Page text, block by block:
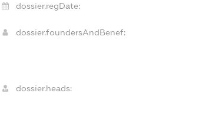
dossier.regDate:
dossier.foundersAndBenef:
dossier.heads: